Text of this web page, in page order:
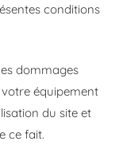
conditions
dommages
équipement
du site et
ce fait.